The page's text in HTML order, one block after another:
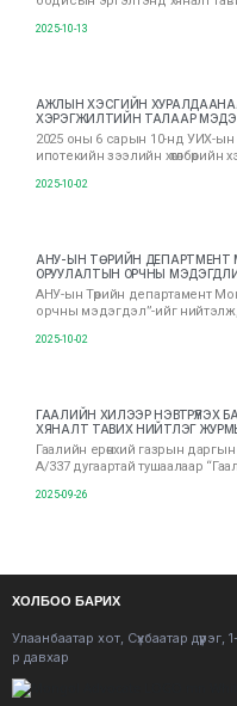
2025-10-13
АЖЛЫН ХЭСГИЙН
ХЭРЭГЖИЛТИЙН ТАЛААР
2025 оны 6 сарын 10-нд УИХ-
ипотекийн зээлийн хөтөлбөрийн
2025-10-02
АНУ-ЫН ТӨРИЙН ДЕПАРТМЕНТ
ОРУУЛАЛТЫН ОРЧНЫ
АНУ-ын Төрийн департамент
орчны мэдэгдэл”-ийг
2025-10-02
ГААЛИЙН ХИЛЭЭР НЭВТРҮҮЛЭХ
ХЯНАЛТ ТАВИХ НИЙТЛЭГ
Гаалийн ерөнхий газрын
А/337 дугаартай тушаалаар
2025-09-26
ХОЛБОО БАРИХ
Улаанбаатар хот, Сүхбаатар
р давхар